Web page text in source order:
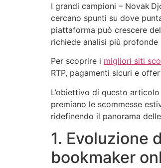
I grandi campioni – Novak
cercano spunti su dove
piattaforma può crescere
richiede analisi più
Per scoprire i migliori siti
RTP, pagamenti sicuri e
L’obiettivo di questo
premiano le scommesse
ridefinendo il panorama
1. Evoluzione
bookmaker